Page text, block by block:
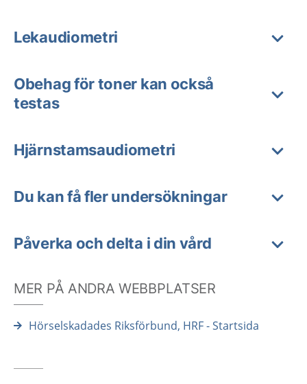
Lekaudiometri
Obehag för toner kan också
testas
Hjärnstamsaudiometri
Du kan få fler undersökningar
Påverka och delta i din vård
MER PÅ ANDRA WEBBPLATSER
Hörselskadades Riksförbund, HRF - Startsida